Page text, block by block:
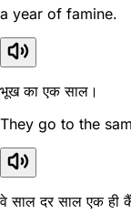
a year of famine.
भूख का एक साल।
They go to the
वे साल दर साल एक ही